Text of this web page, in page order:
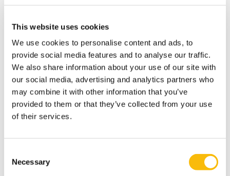
This website uses cookies
We use cookies to personalise content and ads, to
provide social media features and to analyse our traffic.
We also share information about your use of our site with
our social media, advertising and analytics partners who
may combine it with other information that you’ve
provided to them or that they’ve collected from your use
of their services.
Selection
Necessary
baant als een ware pionier de weg met hulp van
Nyenrode en hierdoor is de cirkel rond: een idee dat
op Nyenrode in de collegebanken ontstond, is nu terug
te vinden in de Nyenrode shop.
Lees meer
Michael Brussel, Inkoop en Contractmanagement aan
Nyenrode Business Universiteit, en professor
Sustainable Business and Stewardship André Nijhof
schreven eenimpact case
deze circulaire mutsen, samen met de initiatiefnemers:
Milah Wouters, Lise Hordijk, Danielle Schouten, Anita
de Wit, en Esther Verhoeff.